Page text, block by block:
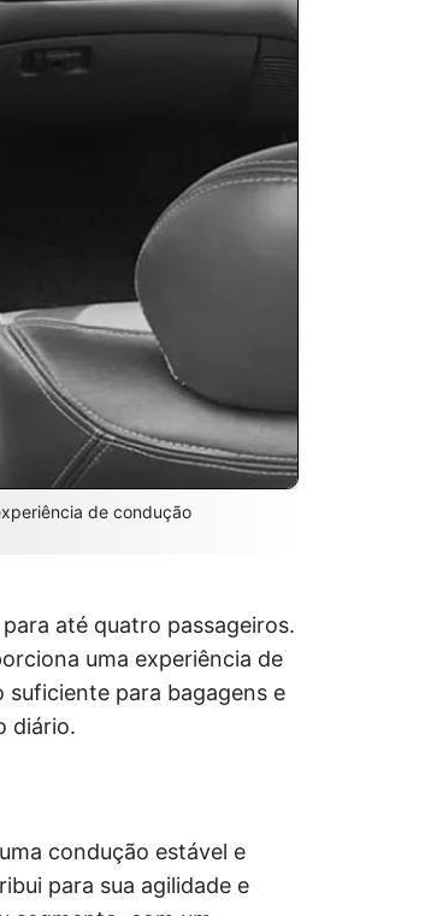
de condução
até quatro passageiros.
uma experiência de
para bagagens e
diário.
condução estável e
para sua agilidade e